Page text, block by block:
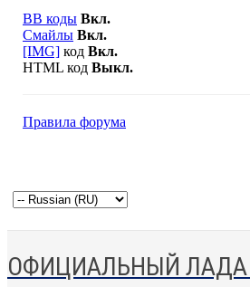
BB коды Вкл.
Смайлы Вкл.
[IMG] код Вкл.
HTML код Выкл.
Правила форума
ОФИЦИАЛЬНЫЙ ЛАДА